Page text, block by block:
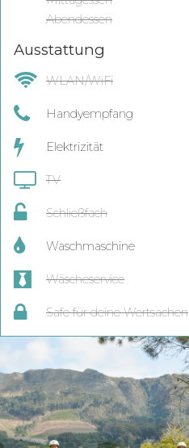
Abendessen
Ausstattung
WLAN/WiFi
Handyempfang
Elektrizität
TV
Schließfach
Waschmaschine
Wäscheservice
Safe für deine Wertsachen